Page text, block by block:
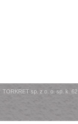
TORKRET sp. z o. o. sp. k.